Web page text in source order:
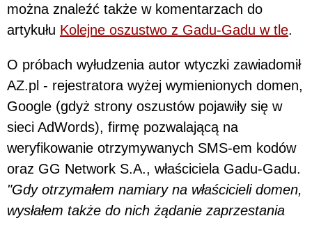
można znaleźć także w komentarzach do
artykułu Kolejne oszustwo z Gadu-Gadu w tle.
O próbach wyłudzenia autor wtyczki zawiadomił
AZ.pl - rejestratora wyżej wymienionych domen,
Google (gdyż strony oszustów pojawiły się w
sieci AdWords), firmę pozwalającą na
weryfikowanie otrzymywanych SMS-em kodów
oraz GG Network S.A., właściciela Gadu-Gadu.
"Gdy otrzymałem namiary na właścicieli domen,
wysłałem także do nich żądanie zaprzestania